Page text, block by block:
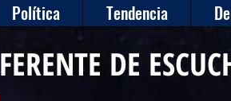
Política Tendencia
DE